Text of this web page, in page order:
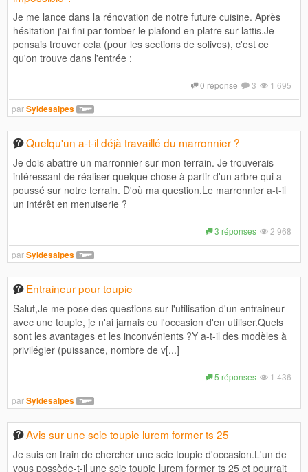
Je me lance dans la rénovation de notre future cuisine. Après
hésitation j'ai fini par tomber le plafond en platre sur lattis.Je
pensais trouver cela (pour les sections de solives), c'est ce
qu'on trouve dans l'entrée :
1 695
3
0 réponse
parSyldesalpes
Quelqu'un a-t-il déjà travaillé du marronnier ?
Je dois abattre un marronnier sur mon terrain. Je trouverais
intéressant de réaliser quelque chose à partir d'un arbre qui a
poussé sur notre terrain. D'où ma question.Le marronnier a-t-il
un intérêt en menuiserie ?
2 968
3 réponses
parSyldesalpes
Entraineur pour toupie
Salut,Je me pose des questions sur l'utilisation d'un entraineur
avec une toupie, je n'ai jamais eu l'occasion d'en utiliser.Quels
sont les avantages et les inconvénients ?Y a-t-il des modèles à
privilégier (puissance, nombre de v[...]
1 436
5 réponses
parSyldesalpes
Avis sur une scie toupie lurem former ts 25
Je suis en train de chercher une scie toupie d'occasion.L'un de
vous possède-t-il une scie toupie lurem former ts 25 et pourrait